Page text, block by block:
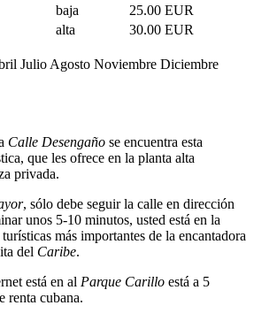
baja
25.00 EUR
alta
30.00 EUR
Julio Agosto Noviembre Diciembre
Calle Desengaño se encuentra esta
que les ofrece en la planta alta
privada.
, sólo debe seguir la calle en dirección
unos 5-10 minutos, usted está en la
más importantes de la encantadora
del Caribe.
está en al Parque Carillo está a 5
renta cubana.